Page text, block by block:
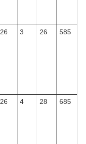
26 3 26 585
26 4 28 685